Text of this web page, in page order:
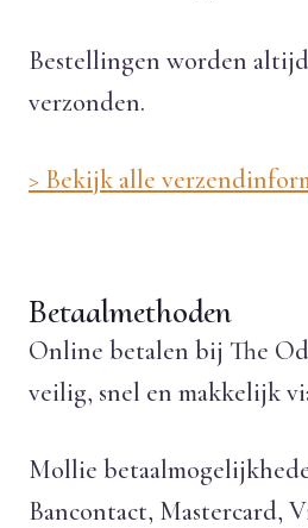
Bestellingen worden
verzonden.
> Bekijk alle
Betaalmethoden
Online betalen bij The
veilig, snel en makkelijk
Mollie
Bancontact, Mastercard,